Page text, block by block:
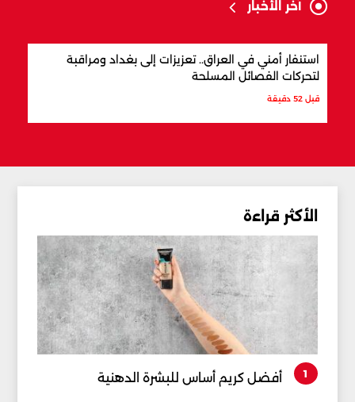
آخر الأخبار
استنفار أمني في العراق.. تعزيزات إلى بغداد ومراقبة
لتحركات الفصائل المسلحة
قبل 52 دقيقة
الأكثر قراءة
1 أفضل كريم أساس للبشرة الدهنية